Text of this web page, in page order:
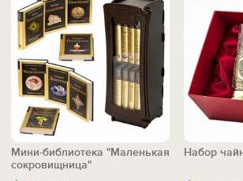
Мини-библиотека "Маленькая
сокровищница"
Набор